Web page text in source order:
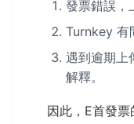
發票錯誤，
Turnkey 有
遇到逾期上
解釋。
因此，E首發